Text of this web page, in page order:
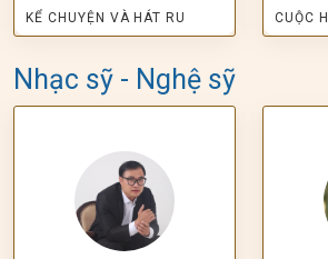
KỂ CHUYỆN VÀ HÁT RU CUỘC
Nhạc sỹ - Nghệ sỹ